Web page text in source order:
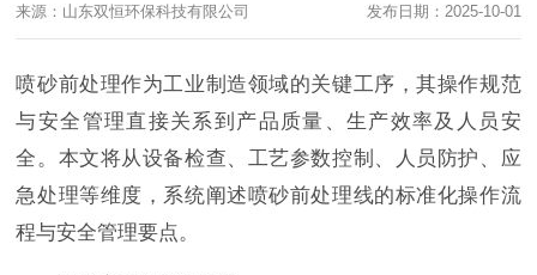
来源：山东双恒环保科技有限公司 发布日期：2025-10-01
喷砂前处理作为工业制造领域的关键工序，其操作规范
与安全管理直接关系到产品质量、生产效率及人员安
全。本文将从设备检查、工艺参数控制、人员防护、应
急处理等维度，系统阐述喷砂前处理线的标准化操作流
程与安全管理要点。